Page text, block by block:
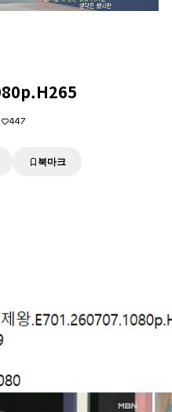
447
북마크